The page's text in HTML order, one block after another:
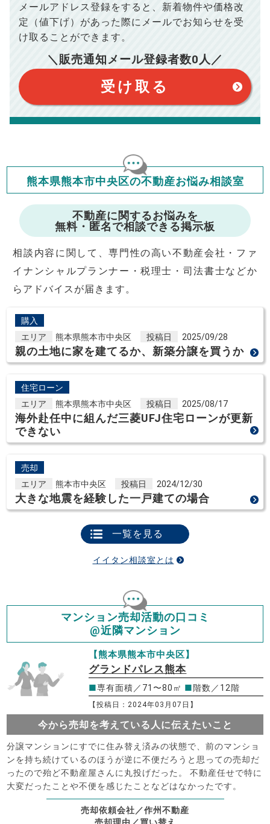
総支払額 100,050 円
【注意事項】
このシミュレーターは元利均等返済方式で試算しています。
このシミュレーターは、四捨五入にて計算しております。
このシミュレーターはお借り入れの全期間で金利が変わらない設
このシミュレーターでの結果は、お借り入れを保証するものでは
ありません。
会員マイページでは
修繕費・管理費の計算もできます
※シミュレーター結果はあくまでも概算であり、手残り金額を
保証するものではございません。
※上記売却費用には、住所変更登記の費用、引っ越し費用、住
宅ローンの一括繰上返済の手数料等は含まれておりませんの
で予めご了承ください。
※仲介手数料は宅地建物取引業法で定められた上限で計算して
おります。（物件価格×3%＋6万円＋消費税）
メールアドレス登録をすると、 新着物件や価格改
定（値下げ）があった際に メールでお知らせを受
け取ることができます。
＼販売通知メール登録者数0 人／
受け取る
熊本県熊本市中央区の不動産お悩み相談室
不動産に関するお悩みを
無料・匿名で相談できる掲示板
相談内容に関して、専門性の高い不動産会社・ファ
イナンシャルプランナー・税理士・司法書士などか
らアドバイスが届きます。
購入
エリア
熊本県熊本市中央区 投稿日 2025/09/28
親の土地に家を建てるか、新築分譲を買うか
住宅ローン
エリア
熊本県熊本市中央区 投稿日 2025/08/17
海外赴任中に組んだ三菱UFJ住宅ローンが更新
できない
売却
エリア
熊本市中央区 投稿日 2024/12/30
大きな地震を経験した一戸建ての場合
一覧を見る
イイタン相談室とは
マンション売却活動の口コミ
@近隣マンション
【熊本県熊本市中央区】
グランドパレス熊本
■専有面積／71〜80㎡ ■階数／12階
【投稿日：2024年03月07日】
今から売却を考えている人に伝えたいこと
分譲マンションにすでに住み替え済みの状態で、前のマンショ
ンを持ち続けているのほうが逆に不便だろうと思っての売却だ
ったので殆ど不動産屋さんに丸投げだった。 不動産任せで特に
大変だったことや不便を感じたことなどはなかったです。
売却依頼会社／作州不動産
売却理由／買い替え